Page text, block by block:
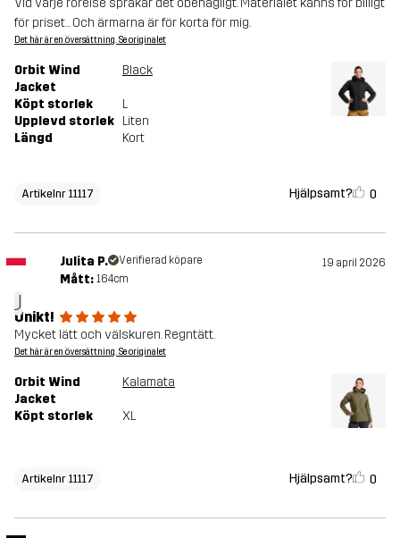
Vid varje rörelse sprakar det obehagligt. Materialet känns för billigt
för priset... Och ärmarna är för korta för mig.
Det här är en översättning. Se originalet
Orbit Wind
Jacket
Black
Köpt storlek
L
Upplevd storlek Liten
Längd
Kort
Artikelnr 11117 Hjälpsamt? 0
J
Julita P. Verifierad köpare 19 april 2026
Mått: 164cm
Unikt!
Mycket lätt och välskuren. Regntätt.
Det här är en översättning. Se originalet
Orbit Wind
Jacket
Kalamata
Köpt storlek XL
Artikelnr 11117 Hjälpsamt? 0